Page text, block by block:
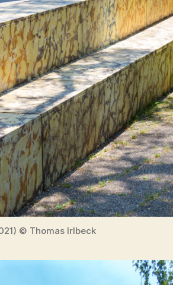
© Thomas Irlbeck